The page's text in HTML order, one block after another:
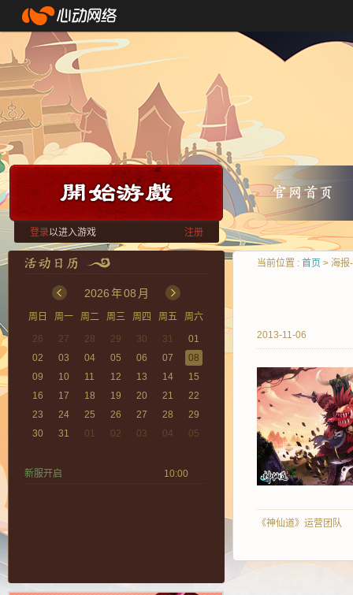
登录以进入游戏 注册
2026年08 月
周日 周一 周二 周三 周四 周五
周六
26
27 28 29 30 31
01
02
03 04 05 06 07
08
09
10 11 12 13 14
15
16
17 18 19 20 21
22
23
24 25 26 27 28
29
30
31 01 02 03 04 05
新服开启 10:00
当前位置 : 首页 > 海报
2013-11-06
《神仙道》运营团队